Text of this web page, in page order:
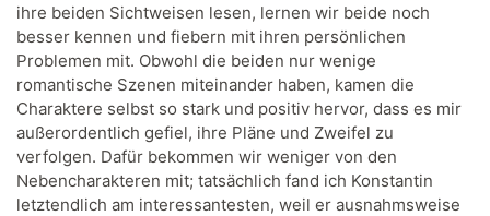
ihre beiden Sichtweisen lesen, lernen wir beide noch
besser kennen und fiebern mit ihren persönlichen
Problemen mit. Obwohl die beiden nur wenige
romantische Szenen miteinander haben, kamen die
Charaktere selbst so stark und positiv hervor, dass es mir
außerordentlich gefiel, ihre Pläne und Zweifel zu
verfolgen. Dafür bekommen wir weniger von den
Nebencharakteren mit; tatsächlich fand ich Konstantin
letztendlich am interessantesten, weil er ausnahmsweise